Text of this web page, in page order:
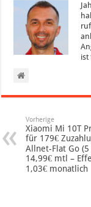
ist
Vorherige
Xiaomi Mi 10T
für 179€
Allnet-Flat Go (5
14,99€ mtl –
1,03€ monatlich